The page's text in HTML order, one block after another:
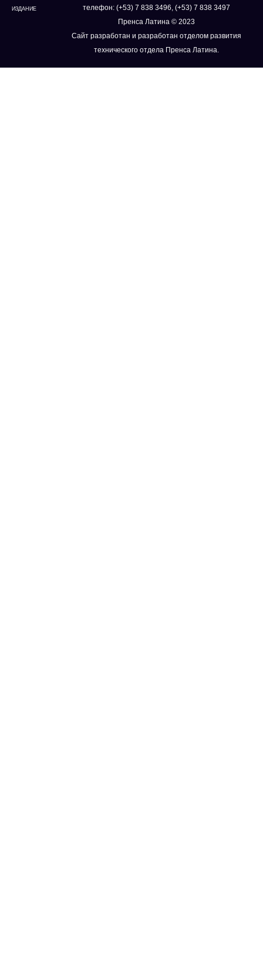
ИЗДАНИЕ
телефон: (+53) 7 838 3496, (+53) 7 838 3497
Пренса Латина © 2023
Сайт разработан и разработан отделом развития
технического отдела Пренса Латина.